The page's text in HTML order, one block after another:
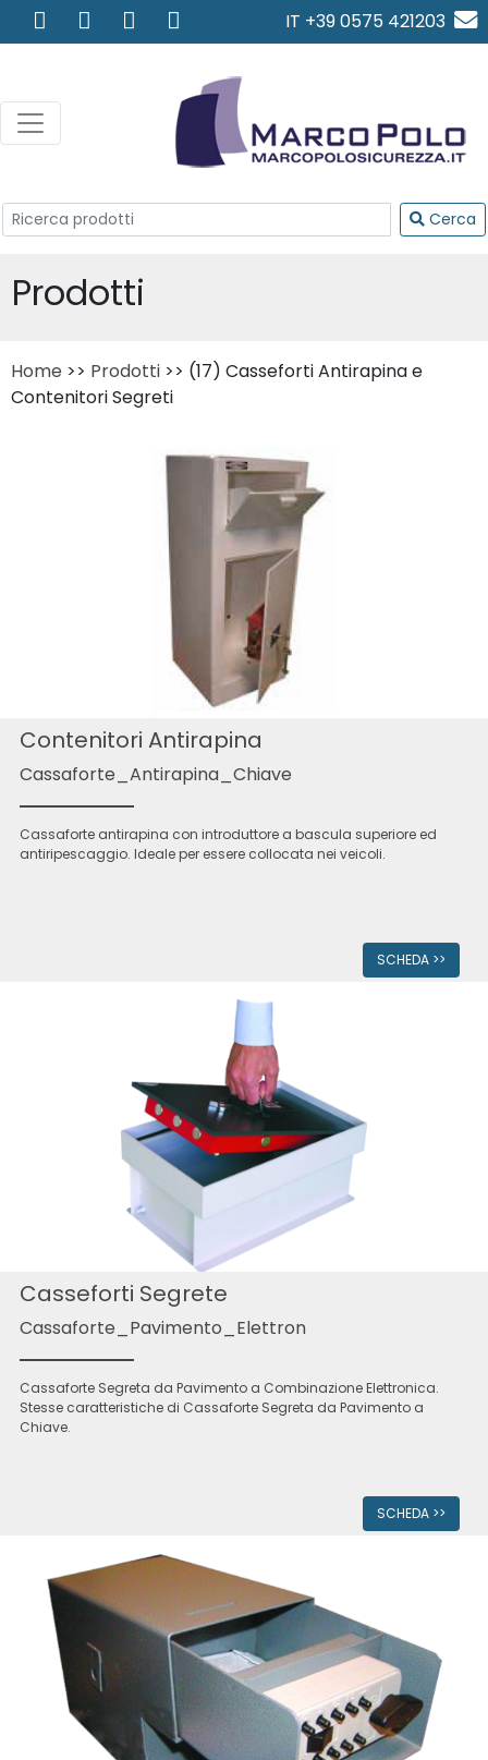
IT +39 0575 421203
Cerca
Prodotti
Home >> Prodotti >> (17) Casseforti Antirapina e
Contenitori Segreti
Contenitori Antirapina
Cassaforte_Antirapina_Chiave
Cassaforte antirapina con introduttore a bascula superiore ed
antiripescaggio. Ideale per essere collocata nei veicoli.
SCHEDA >>
Casseforti Segrete
Cassaforte_Pavimento_Elettron
Cassaforte Segreta da Pavimento a Combinazione Elettronica.
Stesse caratteristiche di Cassaforte Segreta da Pavimento a
Chiave.
SCHEDA >>